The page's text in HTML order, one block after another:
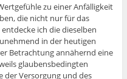
zu einer Anfälligkeit
die nicht nur für das
ich die dieselben
in der heutigen
Betrachtung annähernd eine
glaubensbedingten
der Versorgung und des